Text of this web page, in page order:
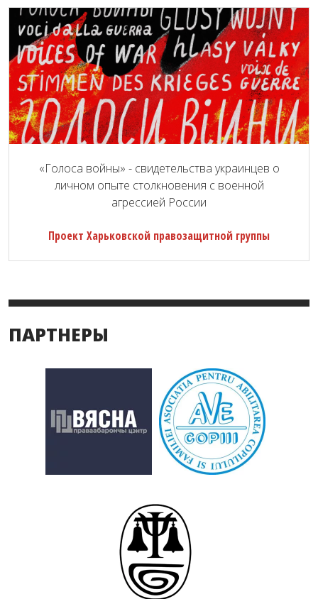
«Голоса войны» - свидетельства украинцев о
личном опыте столкновения с военной
агрессией России
Проект Харьковской правозащитной группы
ПАРТНЕРЫ